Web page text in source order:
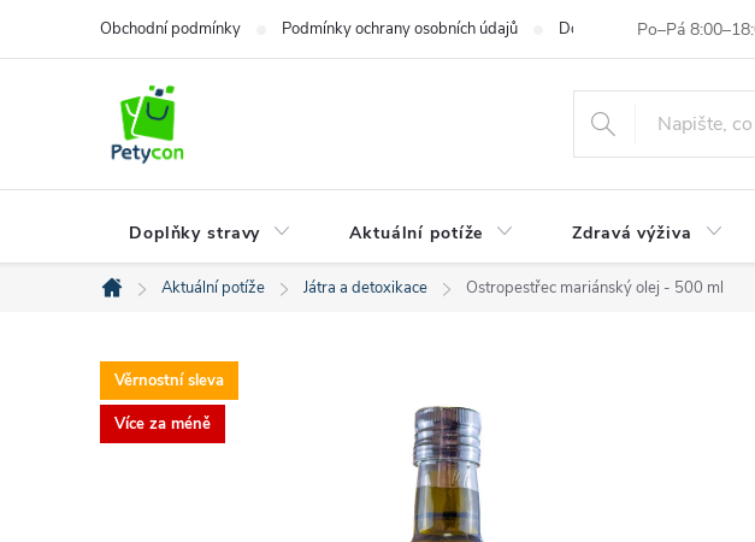
obsah
Obchodní podmínky Podmínky ochrany osobních údajů Dodací a platební podmínky
Doplňky stravy Aktuální potíže Zdravá výživa
Domů
Aktuální potíže Játra a detoxikace Ostropestřec mariánský olej - 500 ml
Věrnostní sleva
Více za méně